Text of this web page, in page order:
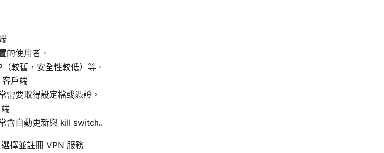
的使用者。
較舊，安全性較低）等。
戶端
需要取得設定檔或憑證。
含自動更新與 kill switch。
擇並註冊 VPN 服務